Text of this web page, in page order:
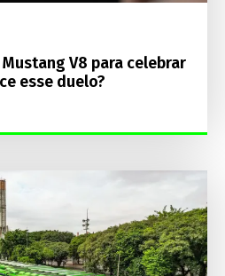
V8 para celebrar
esse duelo?